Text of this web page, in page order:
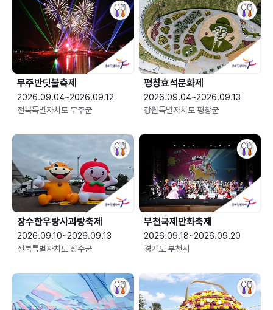
무주반딧불축제
2026.09.04~2026.09.12
전북특별자치도 무주군
평창효석문화제
2026.09.04~2026.09.13
강원특별자치도 평창군
장수한우랑사과랑축제
2026.09.10~2026.09.13
전북특별자치도 장수군
부천국제만화축제
2026.09.18~2026.09.20
경기도 부천시